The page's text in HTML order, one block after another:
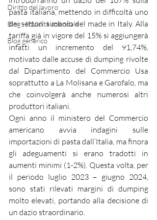
Diritto del lavoro
Blog - liquidità aziendale
Blog generico
pasta italiana, mettendo in difficoltà uno
dei settori simbolo del made in Italy. Alla
tariffa già in vigore del 15% si aggiungerà
infatti un incremento del 91,74%,
motivato dalle accuse di dumping rivolte
dal Dipartimento del Commercio Usa
soprattutto a La Molisana e Garofalo, ma
che coinvolgerà anche numerosi altri
produttori italiani.
Ogni anno il ministero del Commercio
americano avvia indagini sulle
importazioni di pasta dall’Italia, ma finora
gli adeguamenti si erano tradotti in
aumenti minimi (1-2%). Questa volta, per
il periodo luglio 2023 – giugno 2024,
sono stati rilevati margini di dumping
molto elevati, portando alla decisione di
un dazio straordinario.